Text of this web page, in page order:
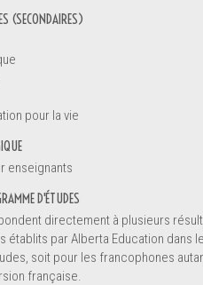
(SECONDAIRES)
pour la vie
enseignants
D'ÉTUDES
directement à plusieurs
établits par Alberta Education dans
soit pour les francophones
française.